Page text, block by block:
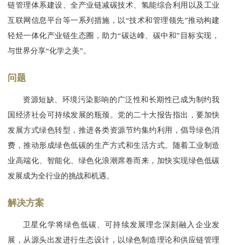
链管理体系建设、全产业链减碳技术、氢能综合利用以及工业
互联网信息平台等一系列措施，以“技术和管理领先”推动构建
轻烃一体化产业链生态圈，助力“碳达峰、碳中和”目标实现，
与世界分享“化学之美”。
问题
资源短缺、环境污染影响的广泛性和长期性已成为制约我
国经济社会可持续发展的瓶颈。党的二十大报告指出，要加快
发展方式绿色转型，推进各类资源节约集约利用，倡导绿色消
费，推动形成绿色低碳的生产方式和生活方式。随着工业制造
业高端化、智能化、绿色化浪潮席卷而来，加快实现绿色低碳
发展成为全行业的挑战和机遇。
解决方案
卫星化学将绿色低碳、可持续发展理念深刻融入企业发
展，从源头出发进行生态设计，以绿色制造理论和供应链管理